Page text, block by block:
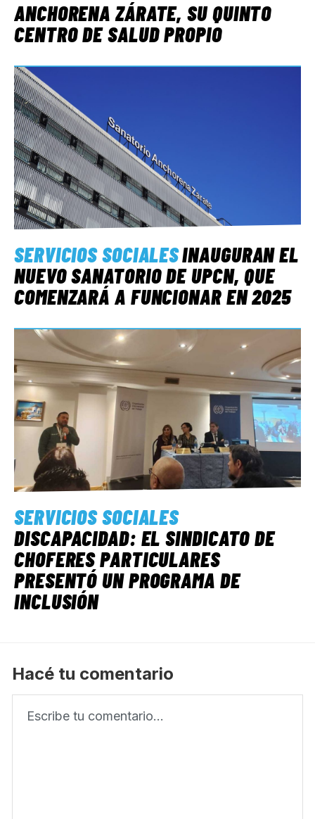
ANCHORENA ZÁRATE, SU QUINTO
CENTRO DE SALUD PROPIO
SERVICIOS SOCIALESINAUGURAN EL
NUEVO SANATORIO DE UPCN, QUE
COMENZARÁ A FUNCIONAR EN 2025
SERVICIOS SOCIALES
DISCAPACIDAD: EL SINDICATO DE
CHOFERES PARTICULARES
PRESENTÓ UN PROGRAMA DE
INCLUSIÓN
Hacé tu comentario